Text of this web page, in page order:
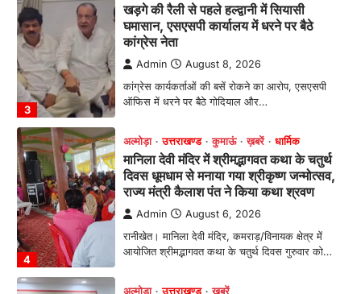
3
खड़गे की रैली से पहले हल्द्वानी में सियासी
घमासान, एसएसपी कार्यालय में धरने पर बैठे
कांग्रेस नेता
Admin August 8, 2026
कांग्रेस कार्यकर्ताओं की बसें रोकने का आरोप, एसएसपी
ऑफिस में धरने पर बैठे गोदियाल और…
4
अल्मोड़ा उत्तराखण्ड कुमाऊं ख़बरें धार्मिक
मानिला देवी मंदिर में श्रीमद्भागवत कथा के चतुर्थ
दिवस धूमधाम से मनाया गया श्रीकृष्ण जन्मोत्सव,
राज्य मंत्री कैलाश पंत ने किया कथा श्रवण
Admin August 6, 2026
रानीखेत। मानिला देवी मंदिर, कमराड़/विनायक क्षेत्र में
आयोजित श्रीमद्भागवत कथा के चतुर्थ दिवस गुरुवार को…
अल्मोड़ा उत्तराखण्ड ख़बरें